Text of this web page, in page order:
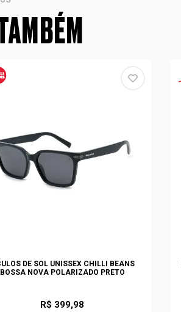
DE SOL UNISSEX CHILLI BEANS
BOSSA NOVA POLARIZADO PRETO
R$ 399,98